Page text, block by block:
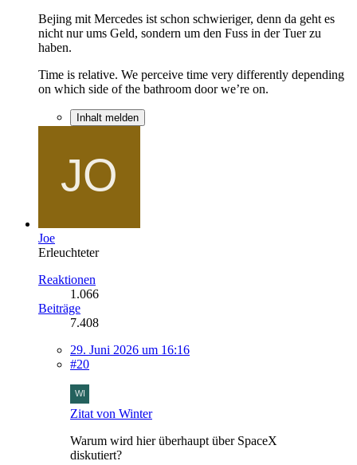
Bejing mit Mercedes ist schon schwieriger, denn da geht es
nicht nur ums Geld, sondern um den Fuss in der Tuer zu
haben.
Time is relative. We perceive time very differently depending
on which side of the bathroom door we’re on.
Inhalt melden
Joe
Erleuchteter
Reaktionen
1.066
Beiträge
7.408
29. Juni 2026 um 16:16
#20
Zitat von Winter
Warum wird hier überhaupt über SpaceX
diskutiert?